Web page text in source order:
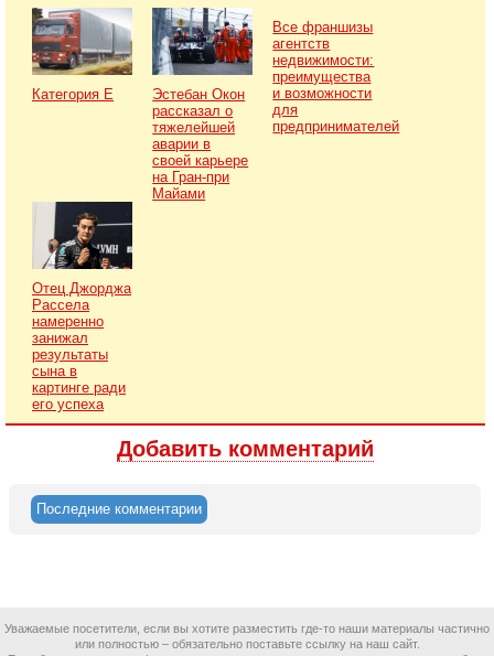
Категория Е
Эстебан Окон
рассказал о
тяжелейшей
аварии в
своей карьере
на Гран-при
Майами
Все франшизы
агентств
недвижимости:
преимущества
и возможности
для
предпринимателей
Отец Джорджа
Рассела
намеренно
занижал
результаты
сына в
картинге ради
его успеха
Добавить комментарий
Последние комментарии
Уважаемые посетители, если вы хотите разместить где-то наши материалы частично
или полностью – обязательно поставьте ссылку на наш сайт.